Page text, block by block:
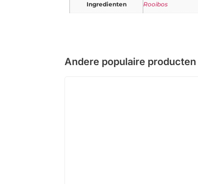
Ingredienten Rooibos
Andere populaire